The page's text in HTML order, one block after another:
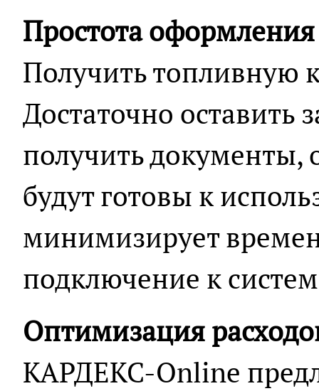
Простота оформления
Получить топливную
Достаточно оставить
получить документы,
будут готовы к
минимизирует
подключение к
Оптимизация
КАРДЕКС-Online